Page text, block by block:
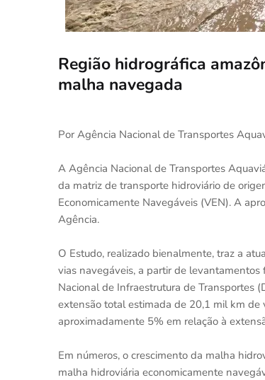
Região hidrográfica
malha navegada
Por Agência Nacional de Transportes
A Agência Nacional de Transportes
da matriz de transporte hidroviário de
Economicamente Navegáveis (VEN). A
Agência.
O Estudo, realizado bienalmente, traz a
vias navegáveis, a partir de
Nacional de Infraestrutura de Transportes
extensão total estimada de 20,1 mil km de
aproximadamente 5% em relação à
Em números, o crescimento da malha
malha hidroviária economicamente